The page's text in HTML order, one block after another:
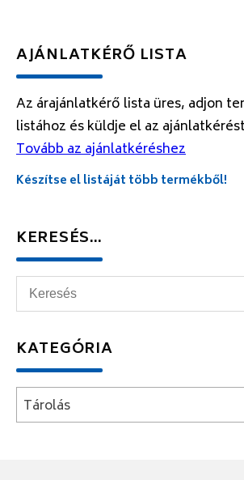
AJÁNLATKÉRŐ LISTA
Az árajánlatkérő lista üres, adjon
listához és küldje el az
Tovább az ajánlatkéréshez
Készítse el listáját több termékből!
KERESÉS…
KATEGÓRIA
Tárolás